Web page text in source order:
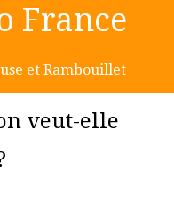
France
et Rambouillet
veut-elle